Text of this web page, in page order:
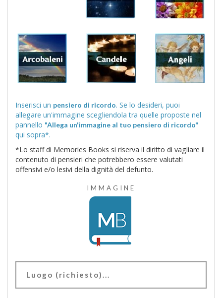
Inserisci un pensiero di ricordo. Se lo desideri, puoi
allegare un'immagine scegliendola tra quelle proposte nel
pannello "Allega un'immagine al tuo pensiero di ricordo"
qui sopra*.
*Lo staff di Memories Books si riserva il diritto di vagliare il
contenuto di pensieri che potrebbero essere valutati
offensivi e/o lesivi della dignità del defunto.
IMMAGINE